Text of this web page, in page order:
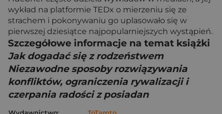
wykład na platformie TEDx o mierzeniu się ze
strachem i pokonywaniu go uplasowało się w
pierwszej dziesiątce najpopularniejszych wystąpień.
Szczegółowe informacje na temat książki
Jak dogadać się z rodzeństwem
Niezawodne sposoby rozwiązywania
konfliktów, ograniczenia rywalizacji i
czerpania radości z posiadan